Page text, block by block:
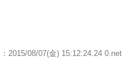
：2015/08/07(金) 15:12:24.24 0.net